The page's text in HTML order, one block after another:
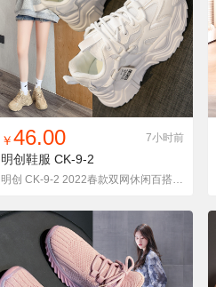
找同款 加入铺货单 收藏
￥46.00 7小时前
明创鞋服 CK-9-2
明创 CK-9-2 2022春款双网休闲百搭老爹鞋 批46